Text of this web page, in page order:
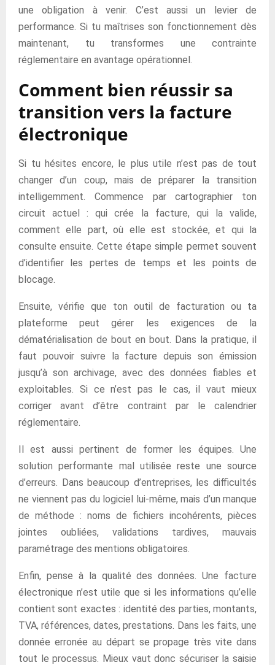
une obligation à venir. C’est aussi un levier de
performance. Si tu maîtrises son fonctionnement dès
maintenant, tu transformes une contrainte
réglementaire en avantage opérationnel.
Comment bien réussir sa
transition vers la facture
électronique
Si tu hésites encore, le plus utile n’est pas de tout
changer d’un coup, mais de préparer la transition
intelligemment. Commence par cartographier ton
circuit actuel : qui crée la facture, qui la valide,
comment elle part, où elle est stockée, et qui la
consulte ensuite. Cette étape simple permet souvent
d’identifier les pertes de temps et les points de
blocage.
Ensuite, vérifie que ton outil de facturation ou ta
plateforme peut gérer les exigences de la
dématérialisation de bout en bout. Dans la pratique, il
faut pouvoir suivre la facture depuis son émission
jusqu’à son archivage, avec des données fiables et
exploitables. Si ce n’est pas le cas, il vaut mieux
corriger avant d’être contraint par le calendrier
réglementaire.
Il est aussi pertinent de former les équipes. Une
solution performante mal utilisée reste une source
d’erreurs. Dans beaucoup d’entreprises, les difficultés
ne viennent pas du logiciel lui-même, mais d’un manque
de méthode : noms de fichiers incohérents, pièces
jointes oubliées, validations tardives, mauvais
paramétrage des mentions obligatoires.
Enfin, pense à la qualité des données. Une facture
électronique n’est utile que si les informations qu’elle
contient sont exactes : identité des parties, montants,
TVA, références, dates, prestations. Dans les faits, une
donnée erronée au départ se propage très vite dans
tout le processus. Mieux vaut donc sécuriser la saisie